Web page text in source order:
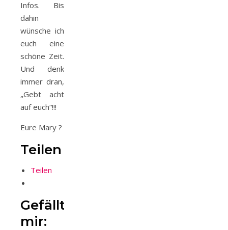
Infos. Bis
dahin
wünsche ich
euch eine
schöne Zeit.
Und denk
immer dran,
„Gebt acht
auf euch“!!!
Eure Mary ?
Teilen
Teilen
Gefällt
mir: